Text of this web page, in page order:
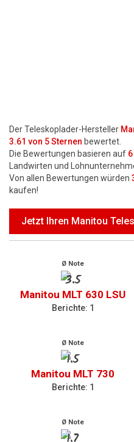
Der Teleskoplader-Hersteller
3.61 von 5 Sternen bewertet.
Die Bewertungen basieren auf 6
Landwirten und
Von allen Bewertungen würden
kaufen!
Jetzt Ihren Manitou
Ø Note
3.5
Manitou MLT 630 LSU
Berichte: 1
Ø Note
1.5
Manitou MLT 730
Berichte: 1
Ø Note